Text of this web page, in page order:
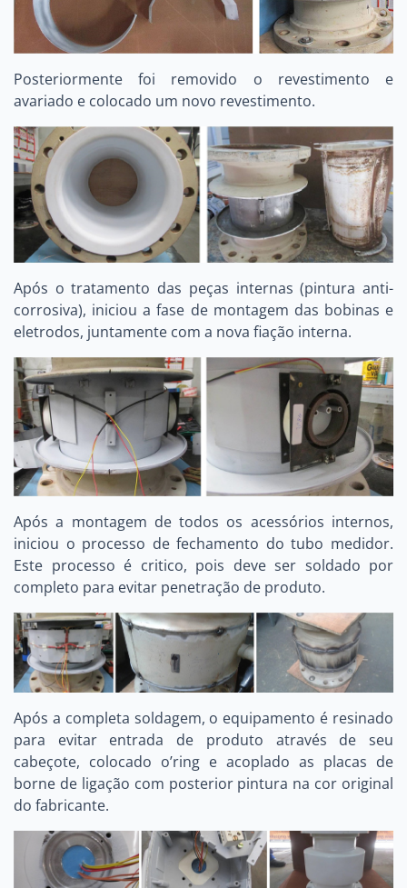
Posteriormente foi removido o revestimento e
avariado e colocado um novo revestimento.
Após o tratamento das peças internas (pintura anti-
corrosiva), iniciou a fase de montagem das bobinas e
eletrodos, juntamente com a nova fiação interna.
Após a montagem de todos os acessórios internos,
iniciou o processo de fechamento do tubo medidor.
Este processo é critico, pois deve ser soldado por
completo para evitar penetração de produto.
Após a completa soldagem, o equipamento é resinado
para evitar entrada de produto através de seu
cabeçote, colocado o’ring e acoplado as placas de
borne de ligação com posterior pintura na cor original
do fabricante.